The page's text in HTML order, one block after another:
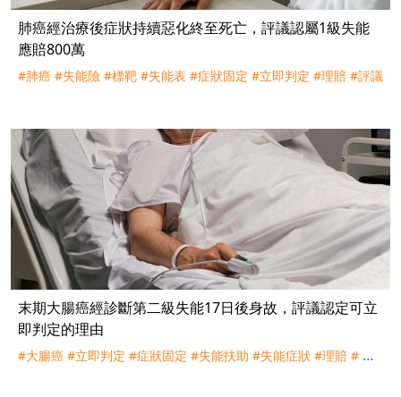
肺癌經治療後症狀持續惡化終至死亡，評議認屬1級失能
應賠800萬
#肺癌 #失能險 #標靶 #失能表 #症狀固定 #立即判定 #理賠 #評議
末期大腸癌經診斷第二級失能17日後身故，評議認定可立
即判定的理由
#大腸癌 #立即判定 #症狀固定 #失能扶助 #失能症狀 #理賠 # 評